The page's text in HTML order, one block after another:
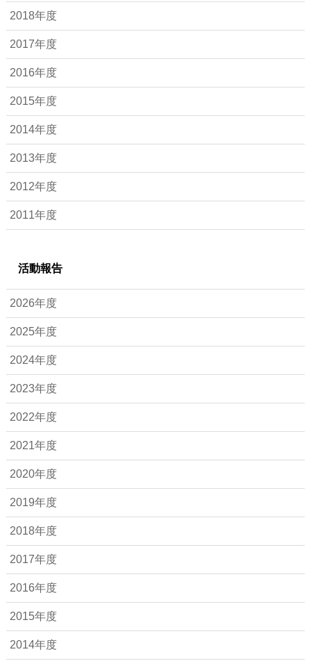
2018年度
2017年度
2016年度
2015年度
2014年度
2013年度
2012年度
2011年度
活動報告
2026年度
2025年度
2024年度
2023年度
2022年度
2021年度
2020年度
2019年度
2018年度
2017年度
2016年度
2015年度
2014年度